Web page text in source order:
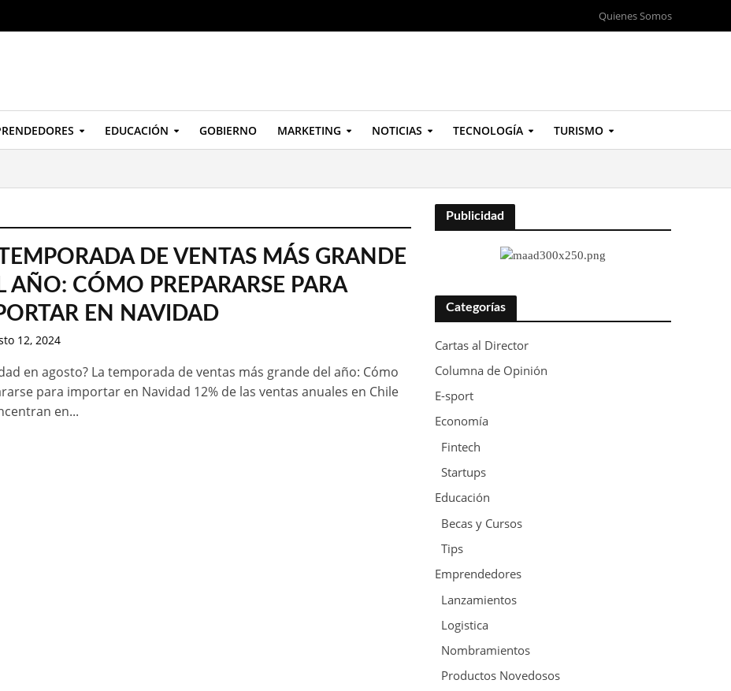
Quienes Somos
EDUCACIÓN GOBIERNO MARKETING NOTICIAS TECNOLOGÍA TURISMO
DE VENTAS MÁS GRANDE
AÑO: CÓMO PREPARARSE PARA
EN NAVIDAD
12, 2024
en agosto? La temporada de ventas más grande del año: Cómo
para importar en Navidad 12% de las ventas anuales en Chile
en...
Publicidad
Categorías
Cartas al Director
Columna de Opinión
E-sport
Economía
Fintech
Startups
Educación
Becas y Cursos
Tips
Emprendedores
Lanzamientos
Logistica
Nombramientos
Productos Novedosos